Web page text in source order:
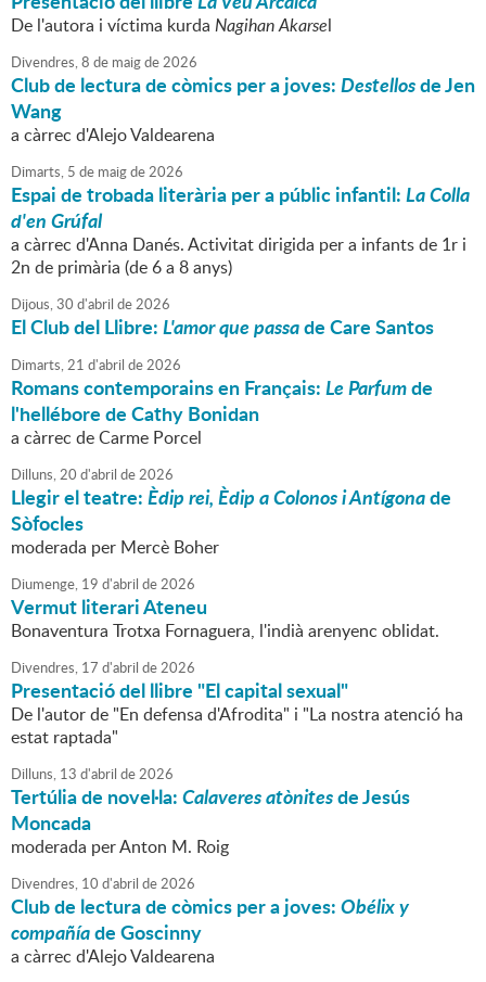
De l'autora i víctima kurda Nagihan Akarsel
Divendres,8 de maigde2026
Club de lectura de còmics per a joves:Destellosde Jen
Wang
a càrrec d'Alejo Valdearena
Dimarts, 5 de maigde2026
Espai de trobada literària per a públic infantil:La Colla
d'en Grúfal
a càrrec d'Anna Danés. Activitat dirigida per a infants de 1r i
2n de primària (de 6 a 8 anys)
Dijous,30 d'abril de2026
El Club del Llibre:L'amor que passade Care Santos
Dimarts,21 d'abril de2026
Romans contemporains en Français:Le Parfumde
l'hellébore de Cathy Bonidan
a càrrec de Carme Porcel
Dilluns,20 d'abril de2026
Llegir el teatre:Èdip rei, Èdip a Colonos i Antígonade
Sòfocles
moderada per Mercè Boher
Diumenge, 19 d'abril de2026
Vermut literari Ateneu
Bonaventura Trotxa Fornaguera, l'indià arenyenc oblidat.
Divendres, 17 d'abril de2026
Presentació del llibre "El capital sexual"
De l'autor de "En defensa d'Afrodita" i "La nostra atenció ha
estat raptada"
Dilluns, 13 d'abril de2026
Tertúlia de novel·la:Calaveres atònitesde Jesús
Moncada
moderada per Anton M. Roig
Divendres, 10 d'abril de2026
Club de lectura de còmics per a joves:Obélix y
compañíade Goscinny
a càrrec d'Alejo Valdearena